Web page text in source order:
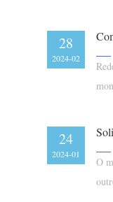
28
2024-02
24
2024-01
O